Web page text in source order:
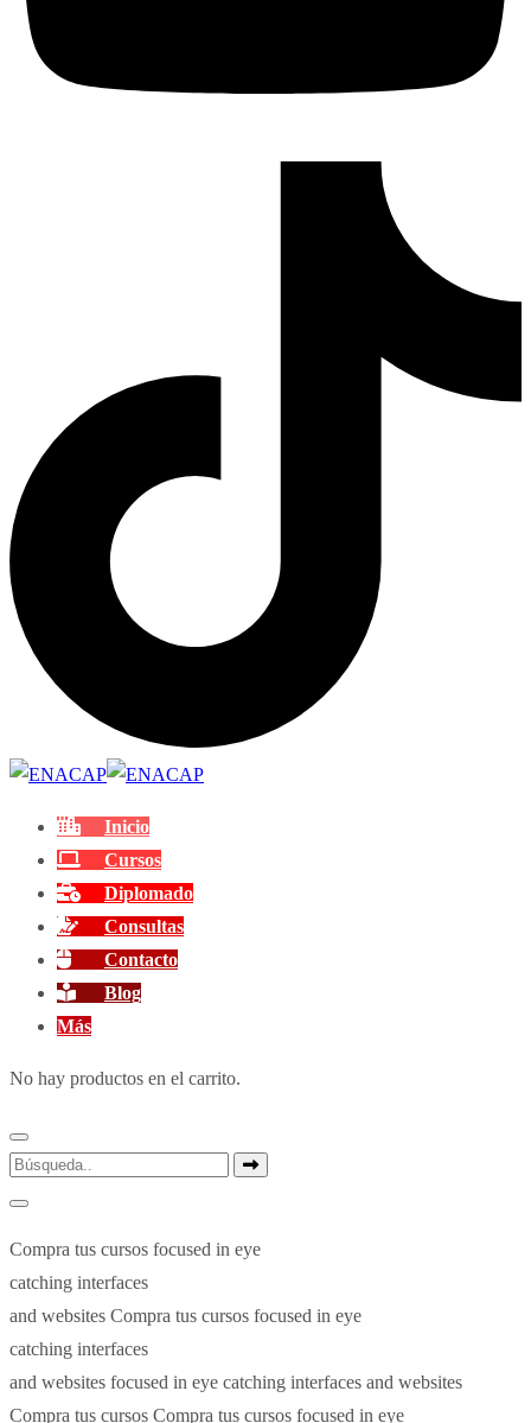
Inicio
Cursos
Diplomado
Consultas
Contacto
Blog
Más
No hay productos en el carrito.
Compra tus cursos focused in eye
catching interfaces
and websites Compra tus cursos focused in eye
catching interfaces
and websites focused in eye catching interfaces and websites
Compra tus cursos Compra tus cursos focused in eye